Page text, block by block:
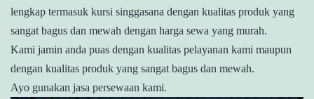
lengkap termasuk kursi singgasana dengan kualitas produk yang
sangat bagus dan mewah dengan harga sewa yang murah.
Kami jamin anda puas dengan kualitas pelayanan kami maupun
dengan kualitas produk yang sangat bagus dan mewah.
Ayo gunakan jasa persewaan kami.